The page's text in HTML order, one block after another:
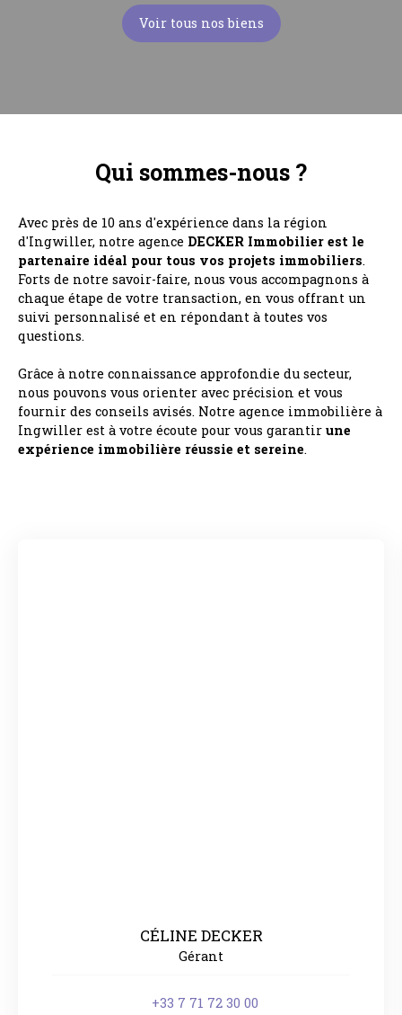
Voir tous nos biens
Qui sommes-nous ?
Avec près de 10 ans d'expérience dans la région
d'Ingwiller, notre agence DECKER Immobilier est le
partenaire idéal pour tous vos projets immobiliers.
Forts de notre savoir-faire, nous vous accompagnons à
chaque étape de votre transaction, en vous offrant un
suivi personnalisé et en répondant à toutes vos
questions.
Grâce à notre connaissance approfondie du secteur,
nous pouvons vous orienter avec précision et vous
fournir des conseils avisés. Notre agence immobilière à
Ingwiller est à votre écoute pour vous garantir une
expérience immobilière réussie et sereine.
CÉLINE DECKER
Gérant
+33 7 71 72 30 00